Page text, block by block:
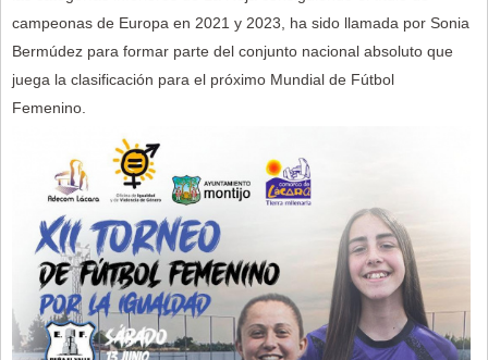
campeonas de Europa en 2021 y 2023, ha sido llamada por Sonia
Bermúdez para formar parte del conjunto nacional absoluto que
juega la clasificación para el próximo Mundial de Fútbol
Femenino.